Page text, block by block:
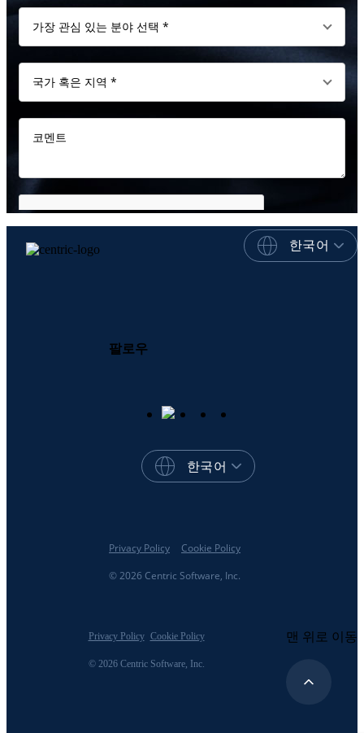
한국어
팔로우
한국어
© 2026 Centric Software, Inc.
Privacy Policy Cookie Policy
© 2026 Centric Software, Inc.
Privacy Policy Cookie Policy 맨 위로 이동